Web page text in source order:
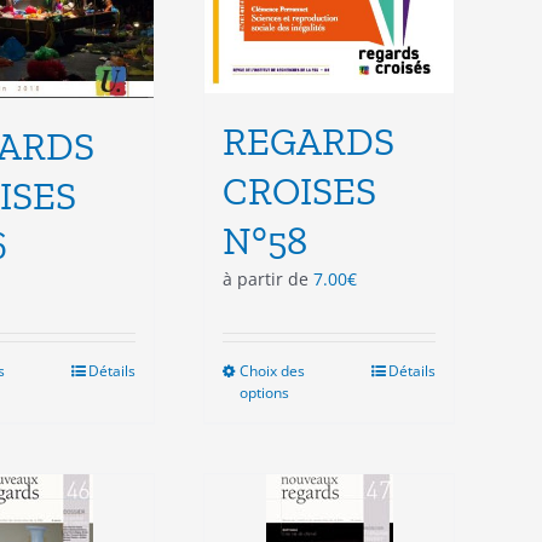
produit
produit
variations.
Les
options
Détails
REGARDS
CROISES
N°58
à partir de 7.00€
Choix des
options
variations.
Les
options
Détails